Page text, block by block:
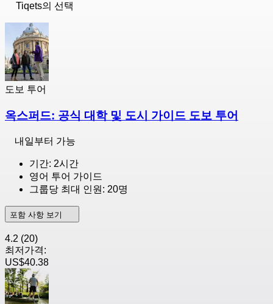
Tiqets의 선택
도보 투어
옥스퍼드: 공식 대학 및 도시 가이드 도보 투어
내일부터 가능
기간: 2시간
영어 투어 가이드
그룹당 최대 인원: 20명
포함 사항 보기
4.2 (20)
최저가격:
US$40.38